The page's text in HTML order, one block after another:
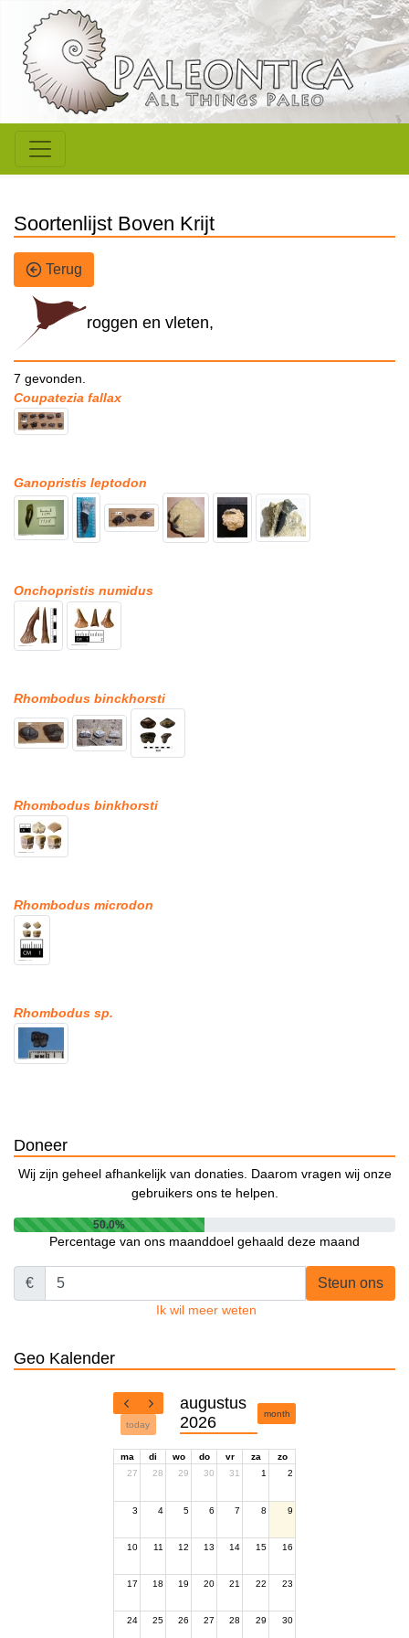
Soortenlijst Boven Krijt
Terug
roggen en vleten,
7 gevonden.
Coupatezia fallax
Ganopristis leptodon
Onchopristis numidus
Rhombodus binckhorsti
Rhombodus binkhorsti
Rhombodus microdon
Rhombodus sp.
Doneer
Wij zijn geheel afhankelijk van donaties. Daarom vragen wij onze
gebruikers ons te helpen.
50.0%
Percentage van ons maanddoel gehaald deze maand
€ Steun ons
Ik wil meer weten
Geo Kalender
today
augustus
2026
month
ma di wo do vr za
zo
27
28 29 30 31 1 2
3 4 5 6 7 8 9
10 11 12 13 14 15 16
17 18 19 20 21 22 23
24 25 26 27 28 29 30